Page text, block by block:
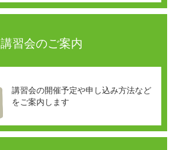
講習会のご案内
講習会の開催予定や申し込み方法など
をご案内します